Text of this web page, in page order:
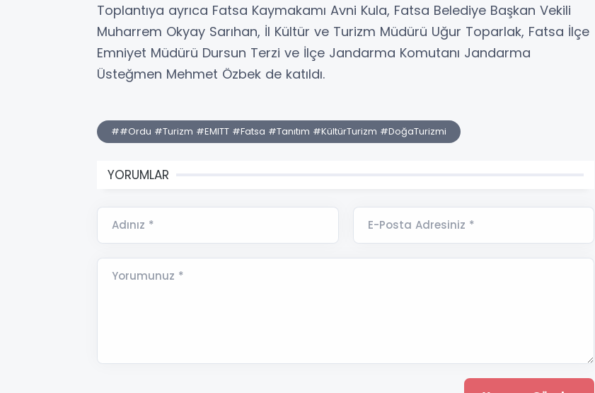
Toplantıya ayrıca Fatsa Kaymakamı Avni Kula, Fatsa Belediye Başkan Vekili
Muharrem Okyay Sarıhan, İl Kültür ve Turizm Müdürü Uğur Toparlak, Fatsa İlçe
Emniyet Müdürü Dursun Terzi ve İlçe Jandarma Komutanı Jandarma
Üsteğmen Mehmet Özbek de katıldı.
##Ordu #Turizm #EMITT #Fatsa #Tanıtım #KültürTurizm #DoğaTurizmi
YORUMLAR
Adınız * E-Posta Adresiniz *
Yorumunuz *